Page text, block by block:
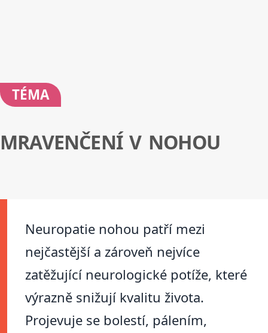
TÉMA
MRAVENČENÍ V NOHOU
Neuropatie nohou patří mezi
nejčastější a zároveň nejvíce
zatěžující neurologické potíže, které
výrazně snižují kvalitu života.
Projevuje se bolestí, pálením,